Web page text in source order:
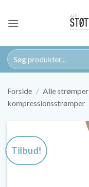
indhold
Søg
efter:
Forside / Alle strømper
kompressionsstrømper
Tilbud!